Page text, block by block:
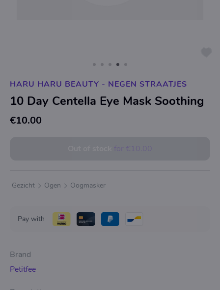
HARU HARU BEAUTY - NEGEN STRAATJES
10 Day Centella Eye Mask Soothing
€10.00
for €10.00
Gezicht Ogen Oogmasker
Pay with
Brand
Petitfee